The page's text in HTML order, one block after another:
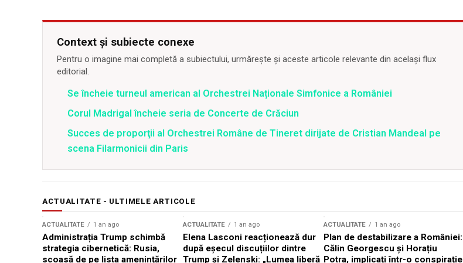
Context și subiecte conexe
Pentru o imagine mai completă a subiectului, urmărește și aceste articole relevante din același flux
editorial.
Se încheie turneul american al Orchestrei Naționale Simfonice a României
Corul Madrigal încheie seria de Concerte de Crăciun
Succes de proporţii al Orchestrei Române de Tineret dirijate de Cristian Mandeal pe
scena Filarmonicii din Paris
ACTUALITATE - ULTIMELE ARTICOLE
ACTUALITATE 1 an ago
Administrația Trump schimbă
strategia cibernetică: Rusia,
scoasă de pe lista amenințărilor
ACTUALITATE 1 an ago
Elena Lasconi reacționează dur
după eșecul discuțiilor dintre
Trump și Zelenski: „Lumea liberă
ACTUALITATE 1 an ago
Plan de destabilizare a României:
Călin Georgescu și Horațiu
Potra, implicați într-o conspirație